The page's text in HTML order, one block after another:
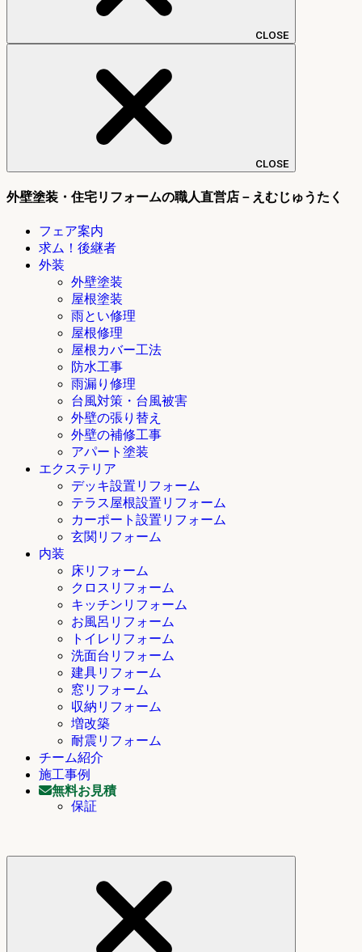
CLOSE
CLOSE
外壁塗装・住宅リフォームの職人直営店－えむじゅうたく
フェア案内
求ム！後継者
外装
外壁塗装
屋根塗装
雨とい修理
屋根修理
屋根カバー工法
防水工事
雨漏り修理
台風対策・台風被害
外壁の張り替え
外壁の補修工事
アパート塗装
エクステリア
デッキ設置リフォーム
テラス屋根設置リフォーム
カーポート設置リフォーム
玄関リフォーム
内装
床リフォーム
クロスリフォーム
キッチンリフォーム
お風呂リフォーム
トイレリフォーム
洗面台リフォーム
建具リフォーム
窓リフォーム
収納リフォーム
増改築
耐震リフォーム
チーム紹介
施工事例
無料お見積
保証